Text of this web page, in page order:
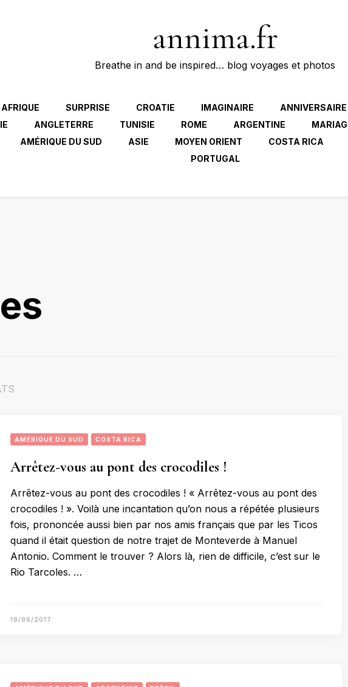
annima.fr
Breathe in and be inspired… blog voyages et photos
AFRIQUE SURPRISE CROATIE IMAGINAIRE ANNIVERSAIRE
ANGLETERRE TUNISIE ROME ARGENTINE
AMÉRIQUE DU SUD ASIE MOYEN ORIENT COSTA RICA
PORTUGAL
AMÉRIQUE DU SUD COSTA RICA
Arrêtez-vous au pont des crocodiles !
Arrêtez-vous au pont des crocodiles ! « Arrêtez-vous au pont des
crocodiles ! ». Voilà une incantation qu’on nous a répétée plusieurs
fois, prononcée aussi bien par nos amis français que par les Ticos
quand il était question de notre trajet de Monteverde à Manuel
Antonio. Comment le trouver ? Alors là, rien de difficile, c’est sur le
Rio Tarcoles. …
19/06/2017